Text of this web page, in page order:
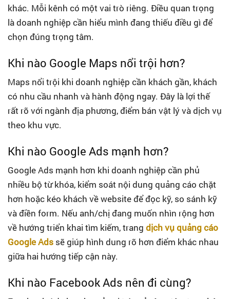
khác. Mỗi kênh có một vai trò riêng. Điều quan trọng
là doanh nghiệp cần hiểu mình đang thiếu điều gì để
chọn đúng trọng tâm.
Khi nào Google Maps nổi trội hơn?
Maps nổi trội khi doanh nghiệp cần khách gần, khách
có nhu cầu nhanh và hành động ngay. Đây là lợi thế
rất rõ với ngành địa phương, điểm bán vật lý và dịch vụ
theo khu vực.
Khi nào Google Ads mạnh hơn?
Google Ads mạnh hơn khi doanh nghiệp cần phủ
nhiều bộ từ khóa, kiểm soát nội dung quảng cáo chặt
hơn hoặc kéo khách về website để đọc kỹ, so sánh kỹ
và điền form. Nếu anh/chị đang muốn nhìn rộng hơn
về hướng triển khai tìm kiếm, trang dịch vụ quảng cáo
Google Ads sẽ giúp hình dung rõ hơn điểm khác nhau
giữa hai hướng tiếp cận này.
Khi nào Facebook Ads nên đi cùng?